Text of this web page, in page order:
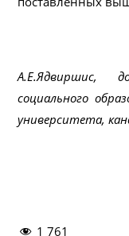
А.Е.Ядвиршис,
социального
университета,
1 761